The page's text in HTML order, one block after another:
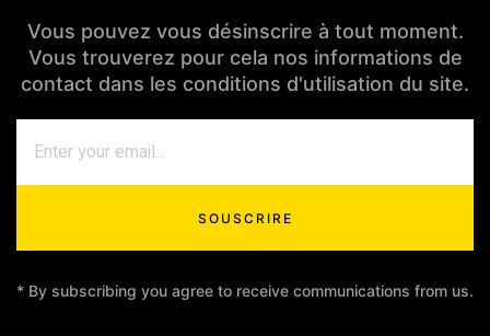
Vous pouvez vous désinscrire à tout moment.
Vous trouverez pour cela nos informations de
contact dans les conditions d'utilisation du site.
SOUSCRIRE
* By subscribing you agree to receive communications from us.